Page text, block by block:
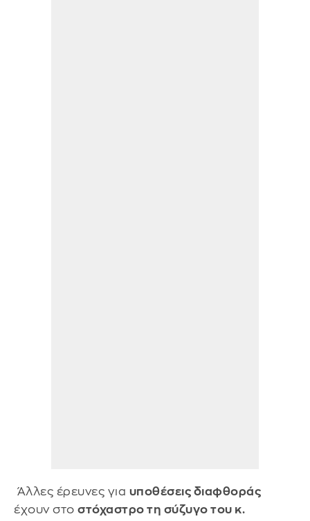
Άλλες έρευνες για υποθέσεις διαφθοράς
έχουν στο στόχαστρο τη σύζυγο του κ.